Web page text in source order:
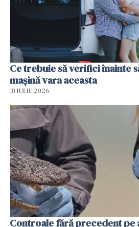
Ce trebuie să verifici înainte
mașină vara aceasta
31 IULIE 2026
Controale fără precedent